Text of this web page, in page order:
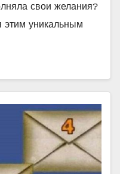
свои желания?
этим уникальным